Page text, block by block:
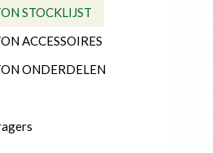
STOCKLIJST
ACCESSOIRES
ONDERDELEN